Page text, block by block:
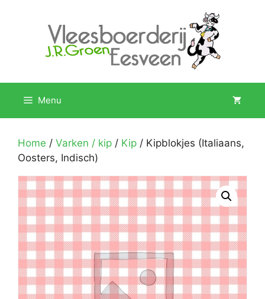
Menu
Home / Varken / kip / Kip / Kipblokjes (Italiaans,
Oosters, Indisch)